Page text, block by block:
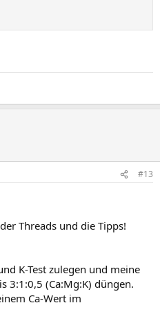
#13
Threads und die Tipps!
K-Test zulegen und meine
3:1:0,5 (Ca:Mg:K) düngen.
Ca-Wert im